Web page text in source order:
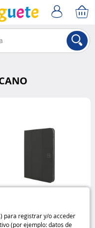
para registrar y/o acceder
(por ejemplo: datos de
negro para iPad 10ª
10,9"TUCANO